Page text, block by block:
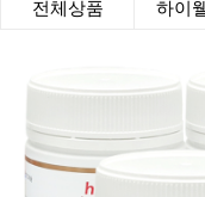
전체상품 하이